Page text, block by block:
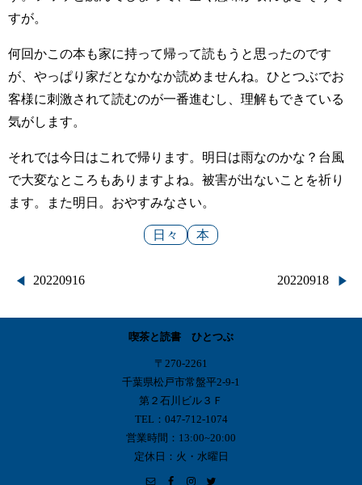
すが。
何回かこの本も家に持って帰って読もうと思ったのです
が、やっぱり家だとなかなか読めませんね。ひとつぶでお
客様に刺激されて読むのが一番進むし、理解もできている
気がします。
それでは今日はこれで帰ります。明日は雨なのかな？台風
で大変なところもありますよね。被害が出ないことを祈り
ます。また明日。おやすみなさい。
日々 本
投
稿
20220916 20220918
喫茶と読書 ひとつぶ
〒270-2261
千葉県松戸市常盤平2-9-1
第２石川ビル３Ｆ
TEL：047-712-1074
営業時間：13:00~20:00
定休日：火・水曜日